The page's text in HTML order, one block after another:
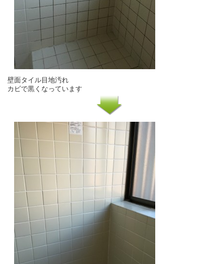
壁面タイル目地汚れ
カビで黒くなっています